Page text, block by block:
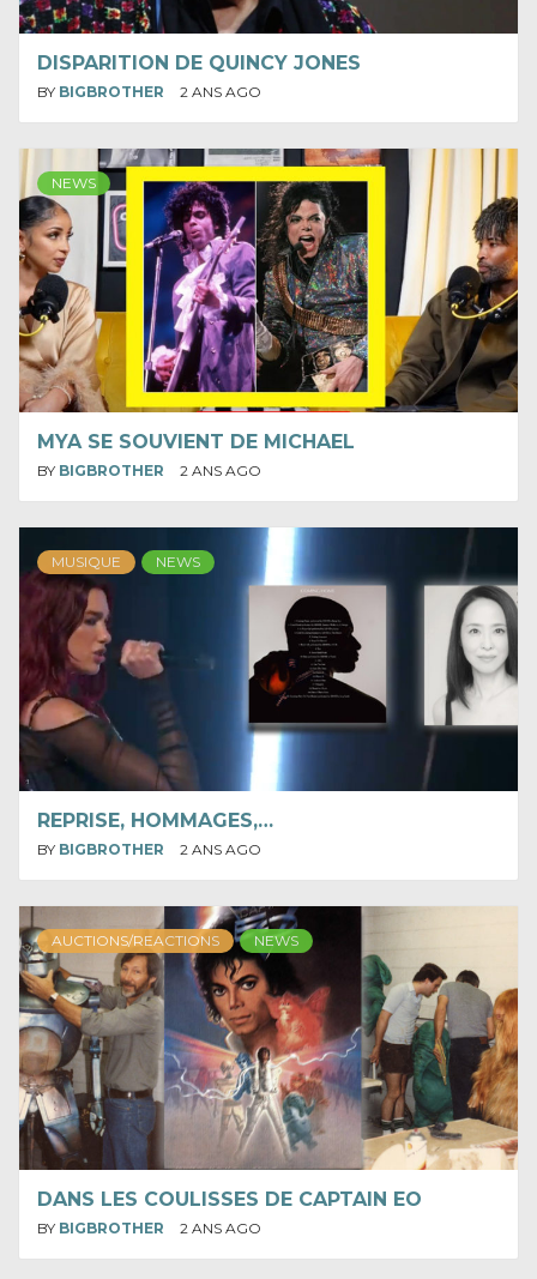
DISPARITION DE QUINCY JONES
BY BIGBROTHER 2 ANS AGO
NEWS
MYA SE SOUVIENT DE MICHAEL
BY BIGBROTHER 2 ANS AGO
MUSIQUE NEWS
REPRISE, HOMMAGES,…
BY BIGBROTHER 2 ANS AGO
AUCTIONS/REACTIONS NEWS
DANS LES COULISSES DE CAPTAIN EO
BY BIGBROTHER 2 ANS AGO